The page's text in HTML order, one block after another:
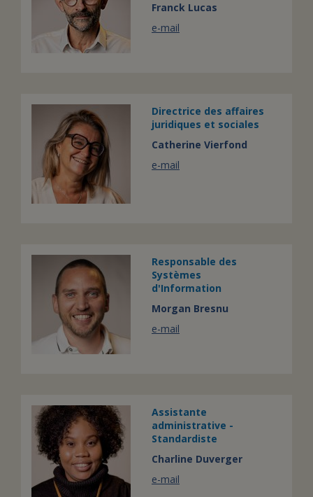
Franck Lucas
e-mail
Directrice des affaires
juridiques et sociales
Catherine Vierfond
e-mail
Responsable des
Systèmes
d'Information
Morgan Bresnu
e-mail
Assistante
administrative -
Standardiste
Charline Duverger
e-mail